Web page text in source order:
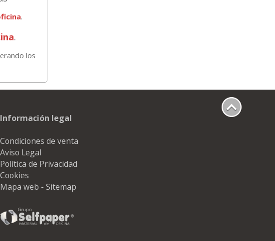
.
.
los
Información legal
Condiciones de venta
Aviso Legal
Política de Privacidad
Cookies
Mapa web - Sitemap